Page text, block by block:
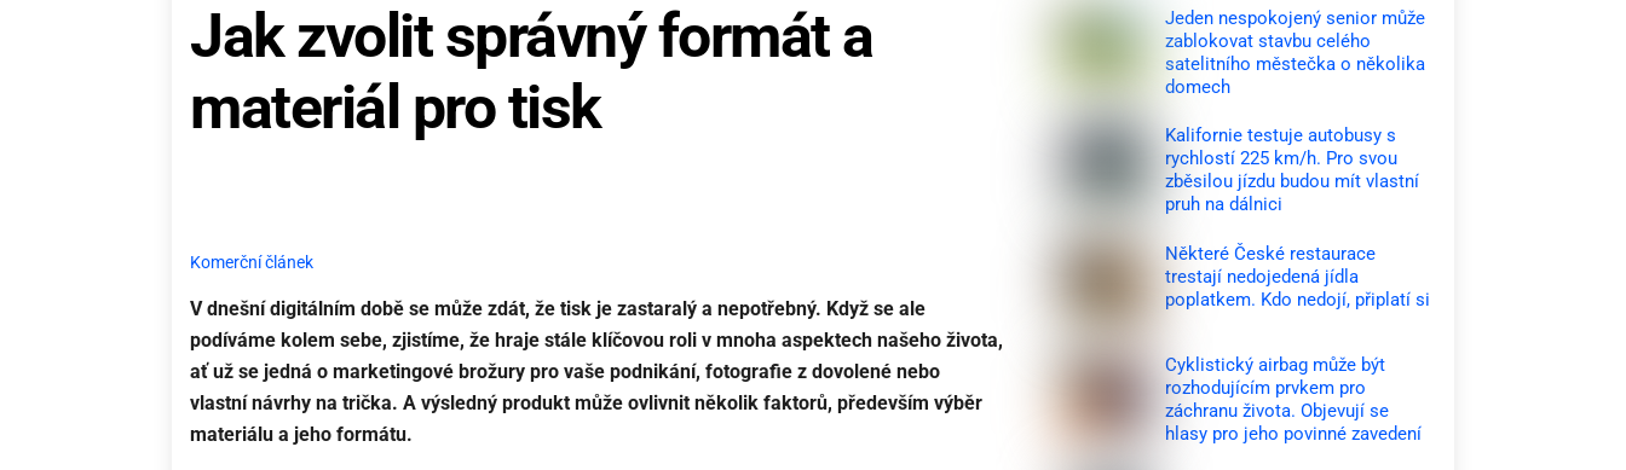
Jak zvolit správný formát a
materiál pro tisk
Komerční článek
V dnešní digitálním době se může zdát, že tisk je zastaralý a nepotřebný. Když se ale
podíváme kolem sebe, zjistíme, že hraje stále klíčovou roli v mnoha aspektech našeho života,
ať už se jedná o marketingové brožury pro vaše podnikání, fotografie z dovolené nebo
vlastní návrhy na trička. A výsledný produkt může ovlivnit několik faktorů, především výběr
materiálu a jeho formátu.
Jeden nespokojený senior může
zablokovat stavbu celého
satelitního městečka o několika
domech
Kalifornie testuje autobusy s
rychlostí 225 km/h. Pro svou
zběsilou jízdu budou mít vlastní
pruh na dálnici
Některé České restaurace
trestají nedojedená jídla
poplatkem. Kdo nedojí, připlatí si
Cyklistický airbag může být
rozhodujícím prvkem pro
záchranu života. Objevují se
hlasy pro jeho povinné zavedení